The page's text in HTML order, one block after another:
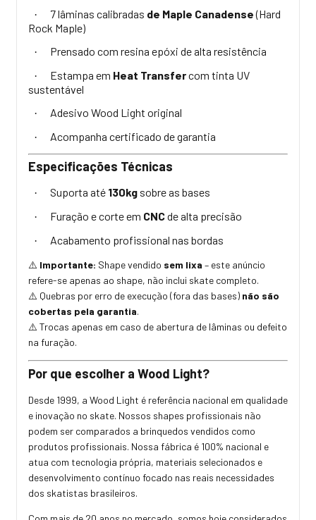
· 7 lâminas calibradas de Maple Canadense(Hard
Rock Maple)
· Prensado com resina epóxi de alta resistência
· Estampa em Heat Transfercom tinta UV
sustentável
· Adesivo Wood Light original
· Acompanha certificado de garantia
Especificações Técnicas
· Suporta até 130kg sobre as bases
· Furação e corte em CNCde alta precisão
· Acabamento profissional nas bordas
⚠️ Importante: Shape vendido sem lixa – este anúncio
refere-se apenas ao shape, não inclui skate completo.
⚠️ Quebras por erro de execução (fora das bases) não são
cobertas pela garantia.
⚠️ Trocas apenas em caso de abertura de lâminas ou defeito
na furação.
Por que escolher a Wood Light?
Desde 1999, a Wood Light é referência nacional em qualidade
e inovação no skate. Nossos shapes profissionais não
podem ser comparados a brinquedos vendidos como
produtos profissionais. Nossa fábrica é 100% nacional e
atua com tecnologia própria, materiais selecionados e
desenvolvimento contínuo focado nas reais necessidades
dos skatistas brasileiros.